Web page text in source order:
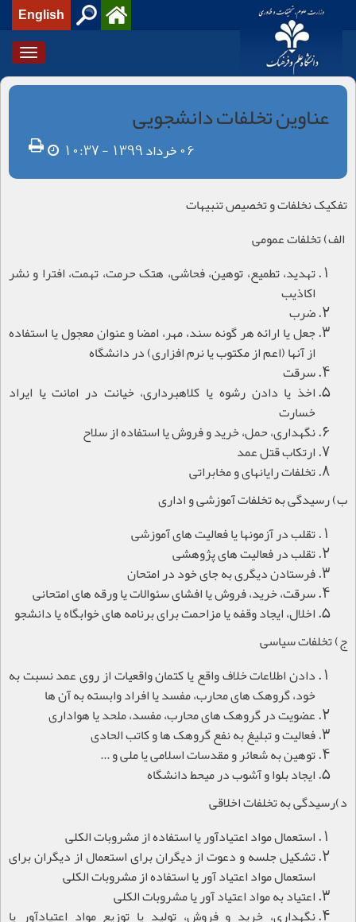
English
عناوین تخلفات دانشجویی
06 خرداد 1399 - 10:37
تفکیک نخلفات و تخصیص تنبیهات
الف) تخلفات عمومی
تهدید، تطمیع، توهین، فحاشی، هتک حرمت، تهمت، افترا و نشر
اکاذیب
ضرب
جعل یا ارائه هر گونه سند، مهر، امضا و عنوان معجول یا استفاده
از آن‏ها (اعم از مکتوب یا نرم افزاری) در دانشگاه
سرقت
اخذ یا دادن رشوه یا کلاهبرداری، خیانت در امانت یا ایراد
خسارت
نگهداری، حمل، خرید و فروش یا استفاده از سلاح
ارتکاب قتل عمد
تخلفات رایانه‏ای و مخابراتی
ب) رسیدگی به تخلفات آموزشی و اداری
تقلب در آزمون‏ها یا فعالیت های آموزشی
تقلب در فعالیت های پژوهشی
فرستادن دیگری به جای خود در امتحان
سرقت، خرید، فروش یا افشای سئوالات یا ورقه های امتحانی
اخلال، ایجاد وقفه یا مزاحمت برای برنامه های خوابگاه یا دانشجو
ج) تخلفات سیاسی
دادن اطلاعات خلاف واقع یا کتمان واقعیات از روی عمد نسبت به
خود، گروهک های محارب، مفسد یا افراد وابسته به آن ها
عضویت در گروهک های محارب، مفسد، ملحد یا هواداری
فعالیت و تبلیغ به نفع گروهک ها و کاتب الحادی
توهین به شعائر و مقدسات اسلامی یا ملی و ...
ایجاد بلوا و آشوب در میحط دانشگاه
د)رسیدگی به تخلفات اخلاقی
استعمال مواد اعتیادآور یا استفاده از مشروبات الکلی
تشکیل جلسه و دعوت از دیگران برای استعمال از دیگران برای
استعمال مواد اعتیاد آور یا استفاده از مشروبات الکلی
اعتیاد به مواد اعتیاد آور یا مشروبات الکلی
نگهداری، خرید و فروش، تولید یا توزیع مواد اعتیادآور یا